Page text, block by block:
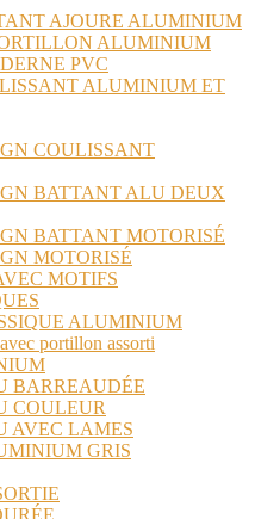
AJOURE ALUMINIUM
ALUMINIUM
PVC
ALUMINIUM ET
COULISSANT
BATTANT ALU DEUX
BATTANT MOTORISÉ
MOTORISÉ
MOTIFS
ALUMINIUM
portillon assorti
BARREAUDÉE
COULEUR
AVEC LAMES
GRIS